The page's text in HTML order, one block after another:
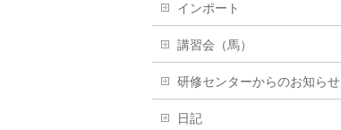
インポート
講習会（馬）
研修センターからのお知らせ
日記